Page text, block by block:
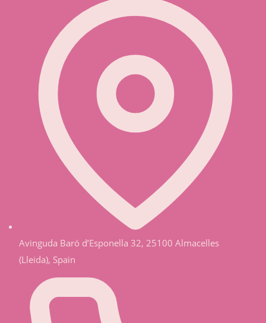
Avinguda Baró d’Esponella 32, 25100 Almacelles
(Lleida), Spain